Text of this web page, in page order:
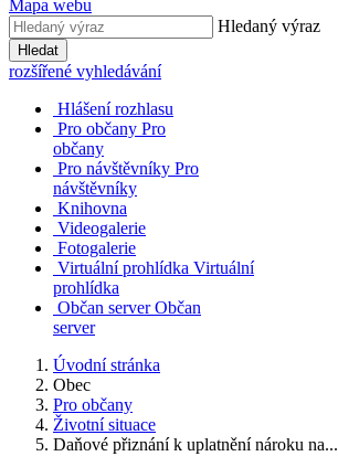
Mapa webu
Hledaný výraz
Hledat
rozšířené vyhledávání
Hlášení rozhlasu
Pro občany Pro
občany
Pro návštěvníky Pro
návštěvníky
Knihovna
Videogalerie
Fotogalerie
Virtuální prohlídka Virtuální
prohlídka
Občan server Občan
server
Úvodní stránka
Obec
Pro občany
Životní situace
Daňové přiznání k uplatnění nároku na...